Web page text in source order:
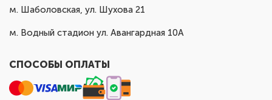
м. Шаболовская, ул. Шухова 21
м. Водный стадион ул. Авангардная 10А
СПОСОБЫ ОПЛАТЫ